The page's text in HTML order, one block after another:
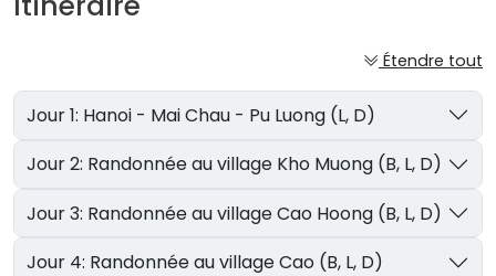
Étendre tout
Jour 1: Hanoi - Mai Chau - Pu Luong (L, D)
Jour 2: Randonnée au village Kho Muong (B, L, D)
Jour 3: Randonnée au village Cao Hoong (B, L, D)
Jour 4: Randonnée au village Cao (B, L, D)